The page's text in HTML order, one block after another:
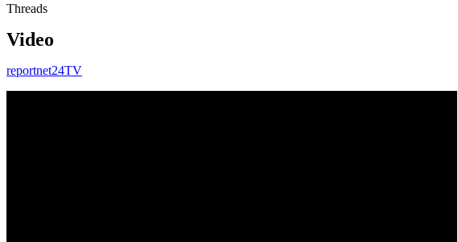
Threads
Video
reportnet24TV